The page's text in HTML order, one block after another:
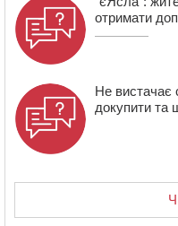
отримати
Не вистачає
докупити та